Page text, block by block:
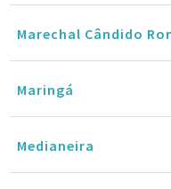
Marechal Cândido
Maringá
Medianeira